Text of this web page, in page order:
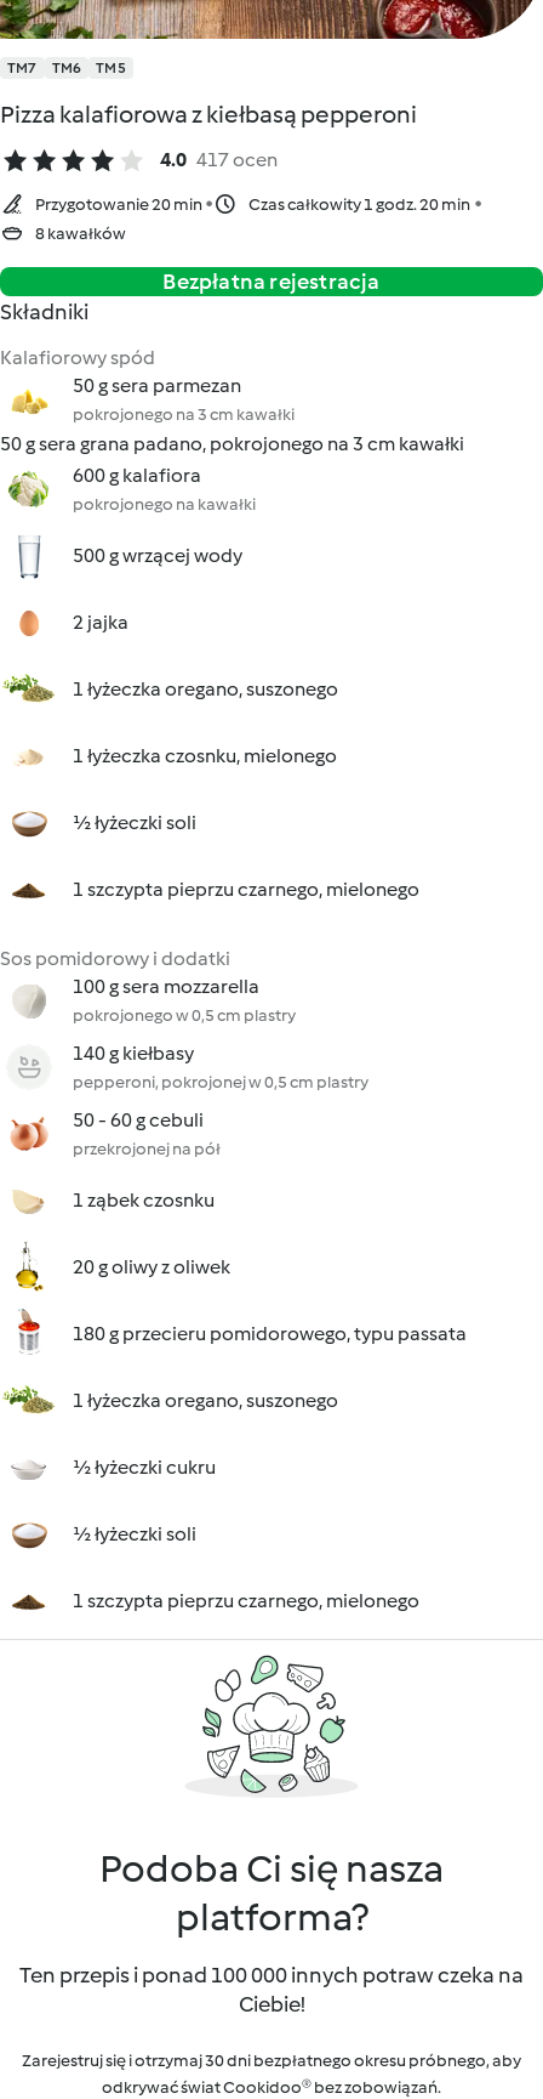
TM7 TM6 TM5
Pizza kalafiorowa z kiełbasą pepperoni
4.0 417 ocen
Przygotowanie 20 min
Czas całkowity 1 godz. 20 min
8 kawałków
Bezpłatna rejestracja
Składniki
Kalafiorowy spód
50 g sera parmezan
pokrojonego na 3 cm kawałki
50 g sera grana padano, pokrojonego na 3 cm kawałki
600 g kalafiora
pokrojonego na kawałki
500 g wrzącej wody
2 jajka
1 łyżeczka oregano, suszonego
1 łyżeczka czosnku, mielonego
½ łyżeczki soli
1 szczypta pieprzu czarnego, mielonego
Sos pomidorowy i dodatki
100 g sera mozzarella
pokrojonego w 0,5 cm plastry
140 g kiełbasy
pepperoni, pokrojonej w 0,5 cm plastry
50 - 60 g cebuli
przekrojonej na pół
1 ząbek czosnku
20 g oliwy z oliwek
180 g przecieru pomidorowego, typu passata
1 łyżeczka oregano, suszonego
½ łyżeczki cukru
½ łyżeczki soli
1 szczypta pieprzu czarnego, mielonego
Podoba Ci się nasza
platforma?
Ten przepis i ponad 100 000 innych potraw czeka na
Ciebie!
Zarejestruj się i otrzymaj 30 dni bezpłatnego okresu próbnego, aby
odkrywać świat Cookidoo® bez zobowiązań.